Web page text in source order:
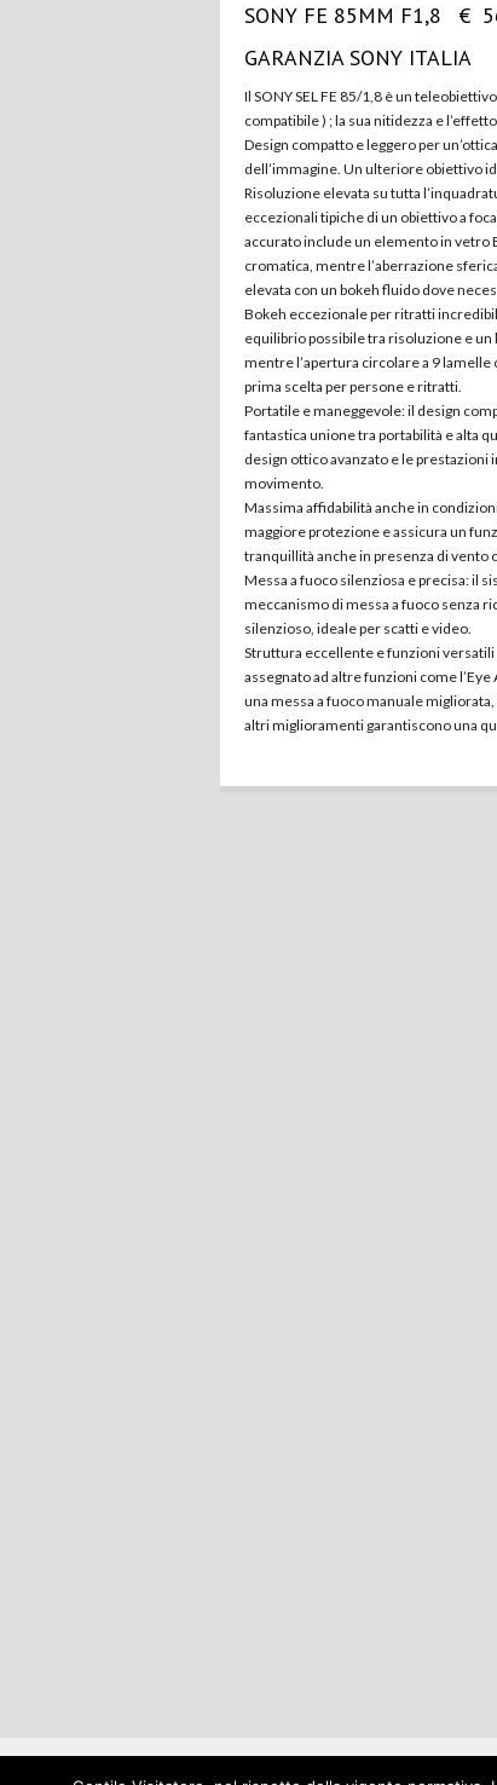
SONY FE 85MM F1,8 €
GARANZIA SONY ITALIA
Il SONY SEL FE 85/1,8 è un
compatibile ) ; la sua nitidezza e
Design compatto e leggero per
dell’immagine. Un ulteriore obiettivo
Risoluzione elevata su tutta
eccezionali tipiche di un obiettivo a
accurato include un elemento in vetro
cromatica, mentre l’aberrazione
elevata con un bokeh fluido dove
Bokeh eccezionale per ritratti
equilibrio possibile tra risoluzione e un
mentre l’apertura circolare a 9 lamelle
prima scelta per persone e ritratti.
Portatile e maneggevole: il design
fantastica unione tra portabilità e alta
design ottico avanzato e le prestazioni
movimento.
Massima affidabilità anche in
maggiore protezione e assicura un
tranquillità anche in presenza di vento
Messa a fuoco silenziosa e precisa: il
meccanismo di messa a fuoco senza
silenzioso, ideale per scatti e video.
Struttura eccellente e funzioni versatili
assegnato ad altre funzioni come
una messa a fuoco manuale
altri miglioramenti garantiscono una